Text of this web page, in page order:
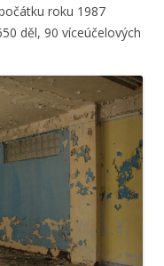
roku 1987
děl, 90 víceúčelových